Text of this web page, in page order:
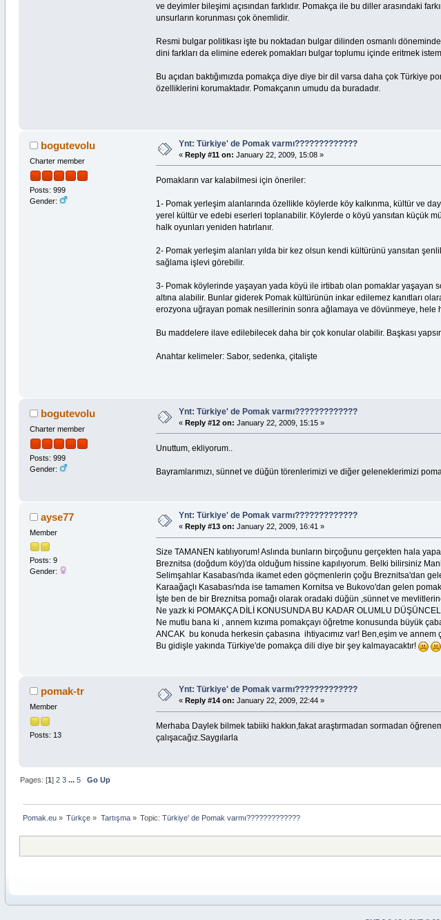
ve deyimler bileşimi açısından farklıdır. Pomakça ile bu diller arasındaki
unsurların korunması çok önemlidir.
Resmi bulgar politikası işte bu noktadan bulgar dilinden osmanlı
dini farkları da elimine ederek pomakları bulgar toplumu içinde eritmek
Bu açıdan baktığımızda pomakça diye diye bir dil varsa daha çok Türkiye
özelliklerini korumaktadır. Pomakçanın umudu da buradadır.
bogutevolu
Charter member
Posts: 999
Gender:
Ynt: Türkiye' de Pomak varmı?????????????
« Reply #11 on: January 22, 2009, 15:08 »
Pomakların var kalabilmesi için öneriler:
1- Pomak yerleşim alanlarında özellikle köylerde köy kalkınma, kültür ve
yerel kültür ve edebi eserleri toplanabilir. Köylerde o köyü yansıtan küçük
halk oyunları yeniden hatırlanır.
2- Pomak yerleşim alanları yılda bir kez olsun kendi kültürünü yansıtan
sağlama işlevi görebilir.
3- Pomak köylerinde yaşayan yada köyü ile irtibatı olan pomaklar yaşayan
altına alabilir. Bunlar giderek Pomak kültürünün inkar edilemez kanıtları
erozyona uğrayan pomak nesillerinin sonra ağlamaya ve dövünmeye, hele
Bu maddelere ilave edilebilecek daha bir çok konular olabilir. Başkası
Anahtar kelimeler: Sabor, sedenka, çitalişte
bogutevolu
Charter member
Posts: 999
Gender:
Ynt: Türkiye' de Pomak varmı?????????????
« Reply #12 on: January 22, 2009, 15:15 »
Unuttum, ekliyorum..
Bayramlarımızı, sünnet ve düğün törenlerimizi ve diğer geleneklerimizi
ayse77
Member
Posts: 9
Gender:
Ynt: Türkiye' de Pomak varmı?????????????
« Reply #13 on: January 22, 2009, 16:41 »
Size TAMANEN katılıyorum! Aslında bunların birçoğunu gerçekten hala
Breznitsa (doğdum köy)'da olduğum hissine kapılıyorum. Belki bilirsiniz
Selimşahlar Kasabası'nda ikamet eden göçmenlerin çoğu Breznitsa'dan
Karaağaçlı Kasabası'nda ise tamamen Kornitsa ve Bukovo'dan gelen
İşte ben de bir Breznitsa pomağı olarak oradaki düğün ,sünnet ve
Ne yazk ki POMAKÇA DİLİ KONUSUNDA BU KADAR OLUMLU
Ne mutlu bana ki , annem kızıma pomakçayı öğretme konusunda büyük
ANCAK bu konuda herkesin çabasına ihtiyacımız var! Ben,eşim ve
Bu gidişle yakında Türkiye'de pomakça dili diye bir şey kalmayacaktır!
pomak-tr
Member
Posts: 13
Ynt: Türkiye' de Pomak varmı?????????????
« Reply #14 on: January 22, 2009, 22:44 »
Merhaba Daylek bilmek tabiiki hakkın,fakat araştırmadan sormadan
çalışacağız.Saygılarla
Pages: [1 ] 2 3 ... 5
Go Up
Pomak.eu» Türkçe » Tartışma» Topic: Türkiye' de Pomak varmı?????????????